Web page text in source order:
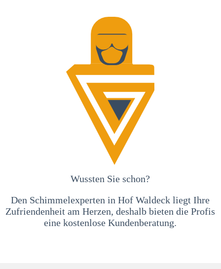
Wussten Sie schon?
Den Schimmelexperten in Hof Waldeck liegt Ihre
Zufriendenheit am Herzen, deshalb bieten die Profis
eine kostenlose Kundenberatung.